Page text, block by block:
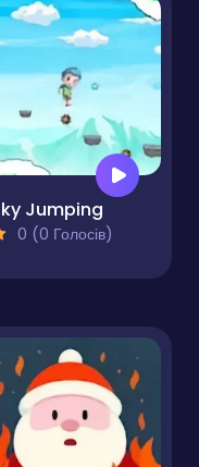
Jumping
0 (0 Голосів)